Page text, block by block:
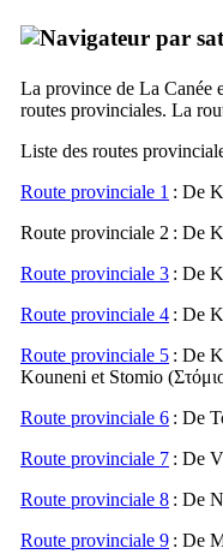
La province de La Canée
routes provinciales. La
Liste des routes
Route provinciale 1 : De
Route provinciale 2 : De
Route provinciale 3 : De
Route provinciale 4 : De
Route provinciale 5 : De
Kouneni et Stomio (
Route provinciale 6 : De
Route provinciale 7 : De
Route provinciale 8 : De
Route provinciale 9 : De